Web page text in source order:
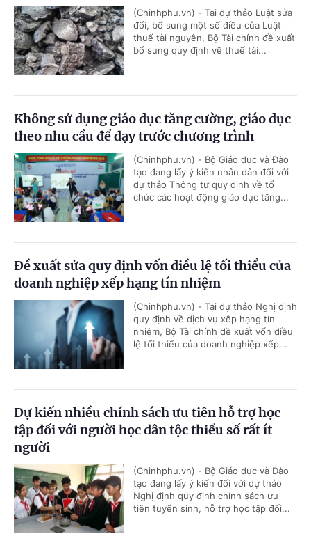
(Chinhphu.vn) - Tại dự thảo Luật sửa
đổi, bổ sung một số điều của Luật
thuế tài nguyên, Bộ Tài chính đề xuất
bổ sung quy định về thuế tài...
Không sử dụng giáo dục tăng cường, giáo dục
theo nhu cầu để dạy trước chương trình
(Chinhphu.vn) - Bộ Giáo dục và Đào
tạo đang lấy ý kiến nhân dân đối với
dự thảo Thông tư quy định về tổ
chức các hoạt động giáo dục tăng...
Đề xuất sửa quy định vốn điều lệ tối thiểu của
doanh nghiệp xếp hạng tín nhiệm
(Chinhphu.vn) - Tại dự thảo Nghị định
quy định về dịch vụ xếp hạng tín
nhiệm, Bộ Tài chính đề xuất vốn điều
lệ tối thiểu của doanh nghiệp xếp...
Dự kiến nhiều chính sách ưu tiên hỗ trợ học
tập đối với người học dân tộc thiểu số rất ít
người
(Chinhphu.vn) - Bộ Giáo dục và Đào
tạo đang lấy ý kiến đối với dự thảo
Nghị định quy định chính sách ưu
tiên tuyển sinh, hỗ trợ học tập đối...